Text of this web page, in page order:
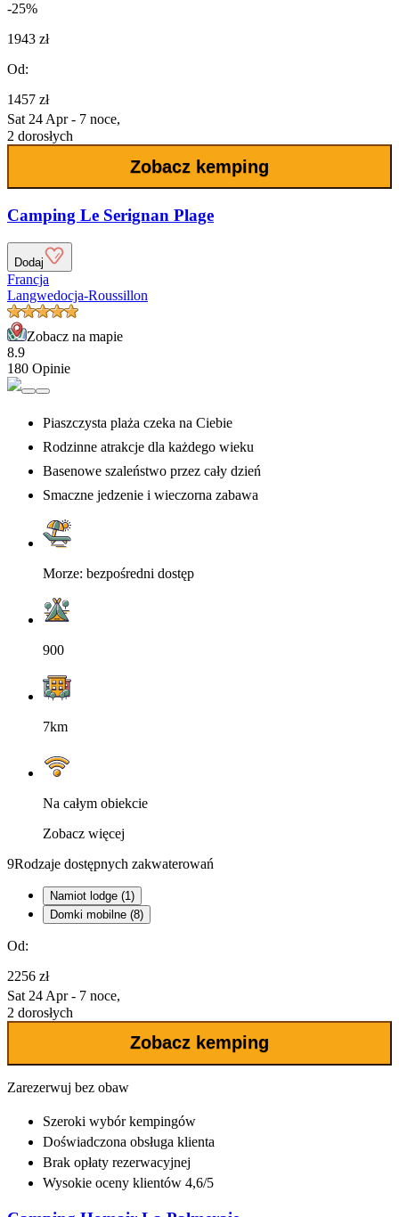
-25%
1943 zł
Od:
1457 zł
Sat 24 Apr - 7 noce,
2 dorosłych
Zobacz kemping
Camping Le Serignan Plage
Dodaj
Francja
Langwedocja-Roussillon
Zobacz na mapie
8.9
180 Opinie
Piaszczysta plaża czeka na Ciebie
Rodzinne atrakcje dla każdego wieku
Basenowe szaleństwo przez cały dzień
Smaczne jedzenie i wieczorna zabawa
Morze: bezpośredni dostęp
900
7km
Na całym obiekcie
Zobacz więcej
9Rodzaje dostępnych zakwaterowań
Namiot lodge (1)
Domki mobilne (8)
Od:
2256 zł
Sat 24 Apr - 7 noce,
2 dorosłych
Zobacz kemping
Zarezerwuj bez obaw
Szeroki wybórkempingów
Doświadczona obsługa klienta
Brak opłaty rezerwacyjnej
Wysokie oceny klientów 4,6/5